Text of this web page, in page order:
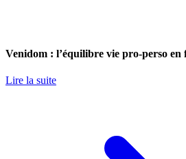
Venidom : l’équilibre vie pro-perso en
Lire la suite